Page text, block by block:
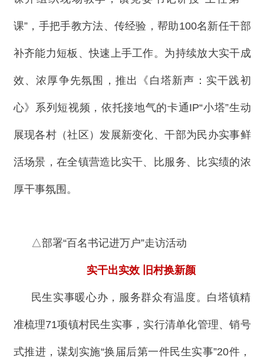
课”，手把手教方法、传经验，帮助100名新任干部
补齐能力短板、快速上手工作。为持续放大实干成
效、浓厚争先氛围，推出《白塔新声：实干践初
心》系列短视频，依托接地气的卡通IP“小塔”生动
展现各村（社区）发展新变化、干部为民办实事鲜
活场景，在全镇营造比实干、比服务、比实绩的浓
厚干事氛围。
△部署“百名书记进万户”走访活动
实干出实效 旧村换新颜
民生实事暖心办，服务群众有温度。白塔镇精
准梳理71项镇村民生实事，实行清单化管理、销号
式推进，谋划实施“换届后第一件民生实事”20件，